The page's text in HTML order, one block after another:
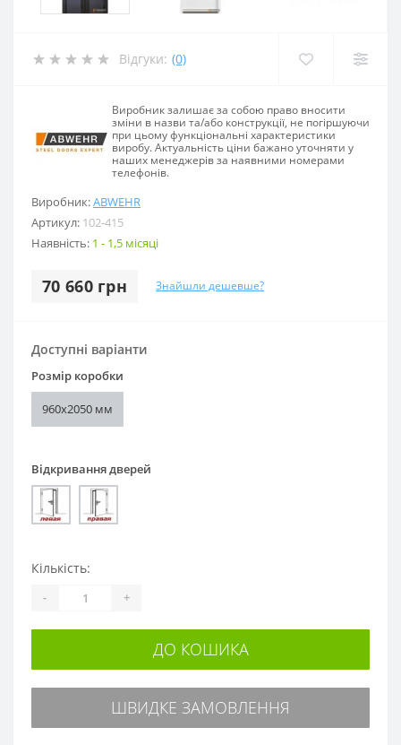
Відгуки: (0)
Виробник:ABWEHR
Артикул: 102-415
Наявність: 1 - 1,5 місяці
70 660 грн Знайшли дешевше?
Виробник залишає за собою право вносити
зміни в назви та/або конструкції, не погіршуючи
при цьому функціональні характеристики
виробу. Актуальність ціни бажано уточняти у
наших менеджерів за наявними номерами
телефонів.
Доступні варіанти
Розмір коробки
960х2050 мм
Відкривання дверей
Кількість:
- +
ДО КОШИКА
ШВИДКЕ ЗАМОВЛЕННЯ